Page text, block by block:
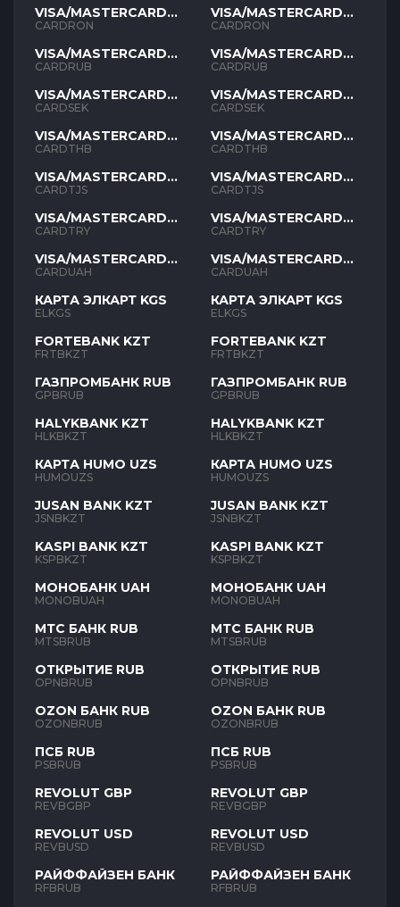
VISA/MASTERCARD
RON
CARDRON
VISA/MASTERCARD
RUB
CARDRUB
VISA/MASTERCARD
SEK
CARDSEK
VISA/MASTERCARD
THB
CARDTHB
VISA/MASTERCARD
TJS
CARDTJS
VISA/MASTERCARD
TYR
CARDTRY
VISA/MASTERCARD
UAH
CARDUAH
КАРТА ЭЛКАРТ KGS
ELKGS
FORTEBANK KZT
FRTBKZT
ГАЗПРОМБАНК RUB
GPBRUB
HALYKBANK KZT
HLKBKZT
КАРТА HUMO UZS
HUMOUZS
JUSAN BANK KZT
JSNBKZT
KASPI BANK KZT
KSPBKZT
МОНОБАНК UAH
MONOBUAH
МТС БАНК RUB
MTSBRUB
ОТКРЫТИЕ RUB
OPNBRUB
OZON БАНК RUB
OZONBRUB
ПСБ RUB
PSBRUB
REVOLUT GBP
REVBGBP
REVOLUT USD
REVBUSD
РАЙФФАЙЗЕН БАНК
RFBRUB
VISA/MASTERCARD
RON
CARDRON
VISA/MASTERCARD
RUB
CARDRUB
VISA/MASTERCARD
SEK
CARDSEK
VISA/MASTERCARD
THB
CARDTHB
VISA/MASTERCARD
TJS
CARDTJS
VISA/MASTERCARD
TYR
CARDTRY
VISA/MASTERCARD
UAH
CARDUAH
КАРТА ЭЛКАРТ KGS
ELKGS
FORTEBANK KZT
FRTBKZT
ГАЗПРОМБАНК RUB
GPBRUB
HALYKBANK KZT
HLKBKZT
КАРТА HUMO UZS
HUMOUZS
JUSAN BANK KZT
JSNBKZT
KASPI BANK KZT
KSPBKZT
МОНОБАНК UAH
MONOBUAH
МТС БАНК RUB
MTSBRUB
ОТКРЫТИЕ RUB
OPNBRUB
OZON БАНК RUB
OZONBRUB
ПСБ RUB
PSBRUB
REVOLUT GBP
REVBGBP
REVOLUT USD
REVBUSD
РАЙФФАЙЗЕН БАНК
RFBRUB